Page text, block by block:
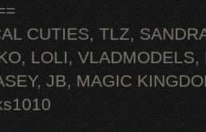
CUTIES, TLZ,
LOLI, VLADMODELS,
JB, MAGIC